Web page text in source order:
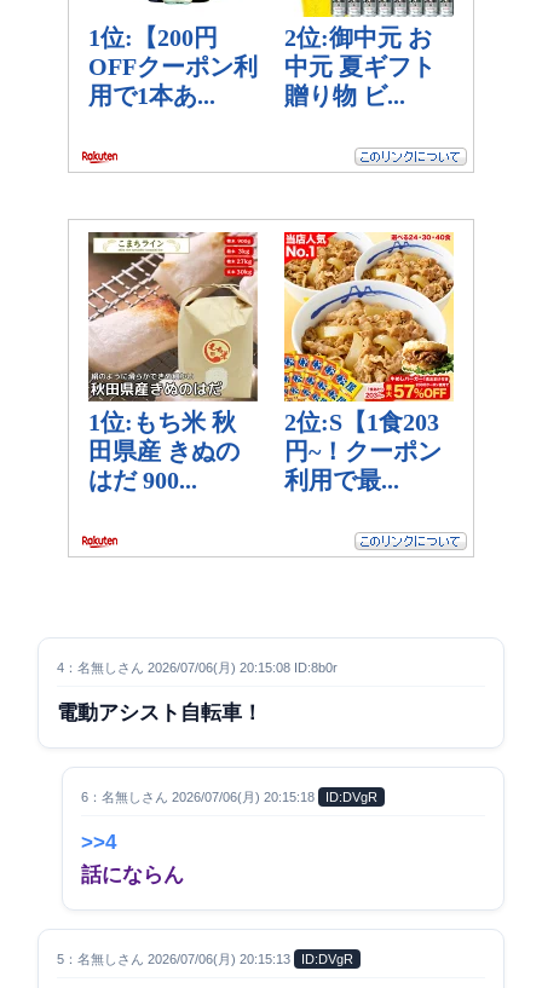
4：名無しさん 2026/07/06(月) 20:15:08 ID:8b0r
電動アシスト自転車！
6：名無しさん 2026/07/06(月) 20:15:18 ID:DVgR
>>4
話にならん
5：名無しさん 2026/07/06(月) 20:15:13 ID:DVgR